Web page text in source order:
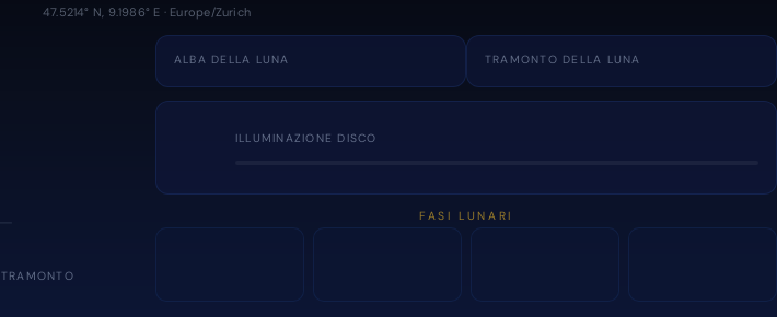
47.5214° N, 9.1986° E · Europe/Zurich
TRAMONTO
ALBA DELLA LUNA TRAMONTO DELLA LUNA
ILLUMINAZIONE DISCO
FASI LUNARI